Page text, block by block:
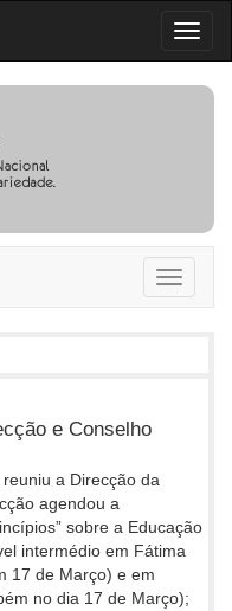
Toggle
e Conselho
a Direcção da
agendou a
sobre a Educação
intermédio em Fátima
17 de Março) e em
no dia 17 de Março);